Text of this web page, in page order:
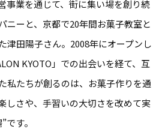
事業を通じて、街に集い場を創り続
ニーと、京都で20年間お菓子教室と
津田陽子さん。2008年にオープンし
KYOTO」での出会いを経て、互
私たちが創るのは、お菓子作りを通
しさや、手習いの大切さを改めて実
す。